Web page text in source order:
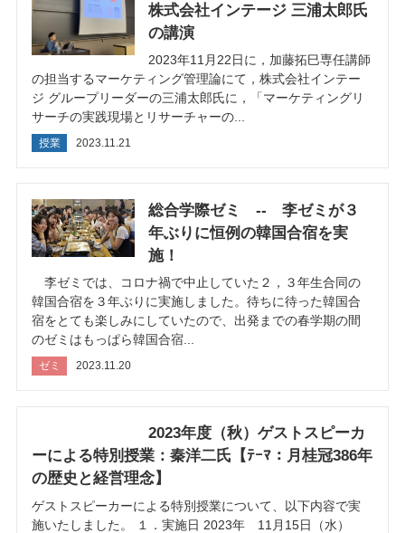
株式会社インテージ 三浦太郎氏
の講演
2023年11月22日に，加藤拓巳専任講師
の担当するマーケティング管理論にて，株式会社インテー
ジ グループリーダーの三浦太郎氏に，「マーケティングリ
サーチの実践現場とリサーチャーの...
授業 2023.11.21
総合学際ゼミ -- 李ゼミが３
年ぶりに恒例の韓国合宿を実
施！
李ゼミでは、コロナ禍で中止していた２，３年生合同の
韓国合宿を３年ぶりに実施しました。待ちに待った韓国合
宿をとても楽しみにしていたので、出発までの春学期の間
のゼミはもっぱら韓国合宿...
ゼミ 2023.11.20
2023年度（秋）ゲストスピーカ
ーによる特別授業：秦洋二氏【ﾃｰﾏ：月桂冠386年
の歴史と経営理念】
ゲストスピーカーによる特別授業について、以下内容で実
施いたしました。 １．実施日 2023年 11月15日（水）
その他
明治大学商学部ホームページ